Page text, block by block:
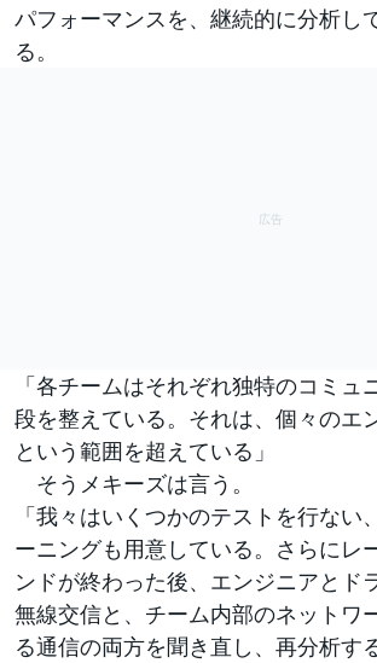
パフォーマンスを、継続的に分析し
る。
「各チームはそれぞれ独特のコミュ
段を整えている。それは、個々のエ
という範囲を超えている」
そうメキーズは言う。
「我々はいくつかのテストを行ない
ーニングも用意している。さらにレ
ンドが終わった後、エンジニアとド
無線交信と、チーム内部のネットワ
る通信の両方を聞き直し、再分析す